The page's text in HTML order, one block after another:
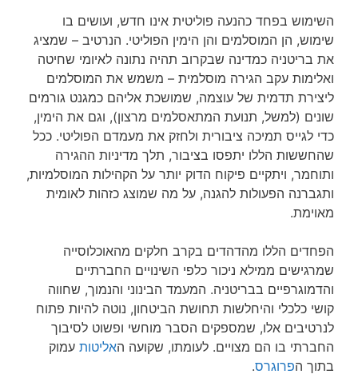
השימוש בפחד כהנעה פוליטית אינו חדש, ועושים בו
שימוש, הן המוסלמים והן הימין הפוליטי. הנרטיב – שמציג
את בריטניה כמדינה שבקרוב תהיה נתונה לאיומי שחיטה
ואלימות עקב הגירה מוסלמית – משמש את המוסלמים
ליצירת תדמית של עוצמה, שמושכת אליהם כמגנט גורמים
שונים (למשל, תנועת המתאסלמים מרצון), וגם את הימין,
כדי לגייס תמיכה ציבורית ולחזק את מעמדם הפוליטי. ככל
שהחששות הללו יתפסו בציבור, תלך מדיניות ההגירה
ותוחמר, ויתקיים פיקוח הדוק יותר על הקהילות המוסלמיות,
ותגברנה הפעולות להגנה, על מה שמוצג כזהות לאומית
מאוימת.
הפחדים הללו מהדהדים בקרב חלקים מהאוכלוסייה
שמרגישים ממילא ניכור כלפי השינויים החברתיים
והדמוגרפיים בבריטניה. המעמד הבינוני והנמוך, שחווה
קושי כלכלי והיחלשות תחושת הביטחון, נוטה להיות פתוח
לנרטיבים אלו, שמספקים הסבר מוחשי ופשוט לסיבוך
החברתי בו הם מצויים. לעומתו, שקועה האליטות עמוק
בתוך הפרוגרס.